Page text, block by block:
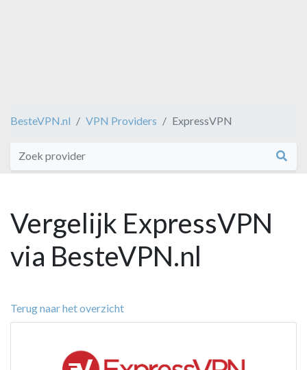
BesteVPN.nl VPN Providers ExpressVPN
Vergelijk ExpressVPN
via BesteVPN.nl
Terug naar het overzicht